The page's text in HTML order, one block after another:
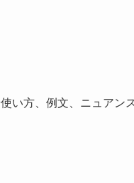
い方、例文、ニュアン